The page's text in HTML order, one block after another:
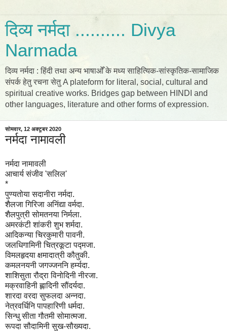
दिव्य नर्मदा .......... Divya
Narmada
दिव्य नर्मदा : हिंदी तथा अन्य भाषाओँ के मध्य साहित्यिक-सांस्कृतिक-सामाजिक
संपर्क हेतु रचना सेतु A plateform for literal, social, cultural and
spiritual creative works. Bridges gap between HINDI and
other languages, literature and other forms of expression.
सोमवार, 12 अक्टूबर 2020
नर्मदा नामावली
नर्मदा नामावली
आचार्य संजीव 'सलिल'
*
पुण्यतोया सदानीरा नर्मदा.
शैलजा गिरिजा अनिंद्या वर्मदा.
शैलपुत्री सोमतनया निर्मला.
अमरकंटी शांकरी शुभ शर्मदा.
आदिकन्या चिरकुमारी पावनी.
जलधिगामिनी चित्रकूटा पद्मजा.
विमलहृदया क्षमादात्री कौतुकी.
कमलनयनी जगज्जननि हर्म्यदा.
शाशिसुता रौद्रा विनोदिनी नीरजा.
मक्रवाहिनी ह्लादिनी सौंदर्यदा.
शारदा वरदा सुफलदा अन्नदा.
नेत्रवर्धिनि पापहारिणी धर्मदा.
सिन्धु सीता गौतमी सोमात्मजा.
रूपदा सौदामिनी सुख-सौख्यदा.